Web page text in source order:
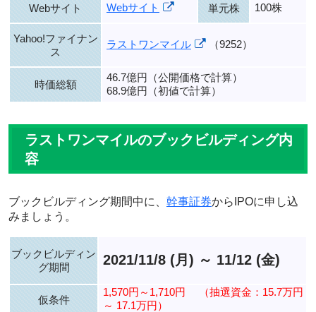
Webサイト Webサイト 単元株 100株
Yahoo!ファイナン
ス
ラストワンマイル （9252）
時価総額
46.7億円（公開価格で計算）
68.9億円（初値で計算）
ラストワンマイルのブックビルディング内
容
ブックビルディング期間中に、 幹事証券からIPOに申し込
みましょう。
ブックビルディン
グ期間
2021/11/8 (月) ～ 11/12 (金)
仮条件
1,570円～1,710円
（抽選資金：15.7万円
～ 17.1万円）